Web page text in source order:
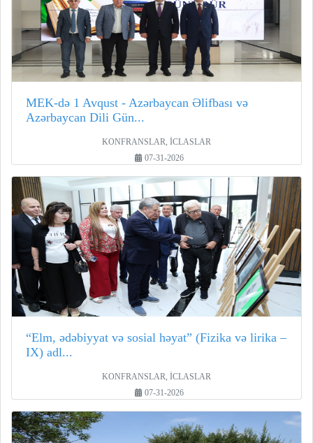
MEK-də 1 Avqust - Azərbaycan Əlifbası və
Azərbaycan Dili Gün...
KONFRANSLAR, İCLASLAR
07-31-2026
“Elm, ədəbiyyat və sosial həyat” (Fizika və lirika –
IX) adl...
KONFRANSLAR, İCLASLAR
07-31-2026